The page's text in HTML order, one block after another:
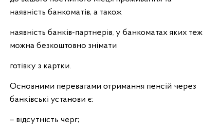
наявність банкоматів, а також
наявність банків-партнерів, у банкоматах яких теж
можна безкоштовно знімати
готівку з картки.
Основними перевагами отримання пенсій через
банківські установи є:
– відсутність черг;